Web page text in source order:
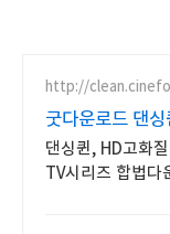
http://
굿다운로드 댄
댄싱퀸, HD고화
TV시리즈 합법다